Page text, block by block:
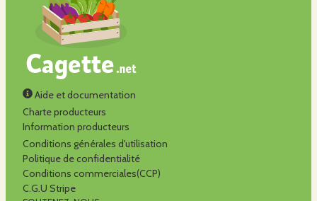
Aide et documentation
Charte producteurs
Information producteurs
Conditions générales d'utilisation
Politique de confidentialité
Conditions commerciales(CCP)
C.G.U Stripe